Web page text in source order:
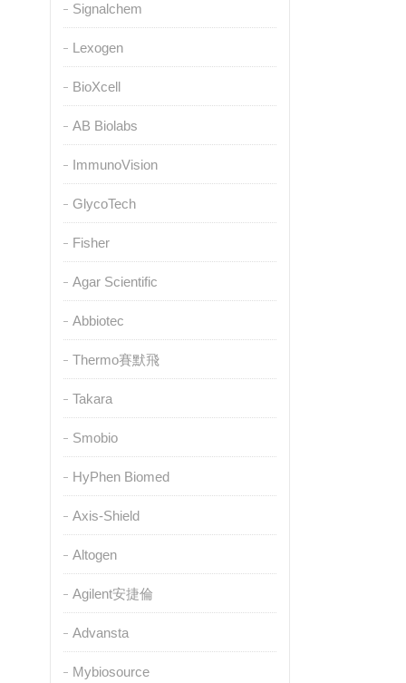
Signalchem
Lexogen
BioXcell
AB Biolabs
ImmunoVision
GlycoTech
Fisher
Agar Scientific
Abbiotec
Thermo賽默飛
Takara
Smobio
HyPhen Biomed
Axis-Shield
Altogen
Agilent安捷倫
Advansta
Mybiosource